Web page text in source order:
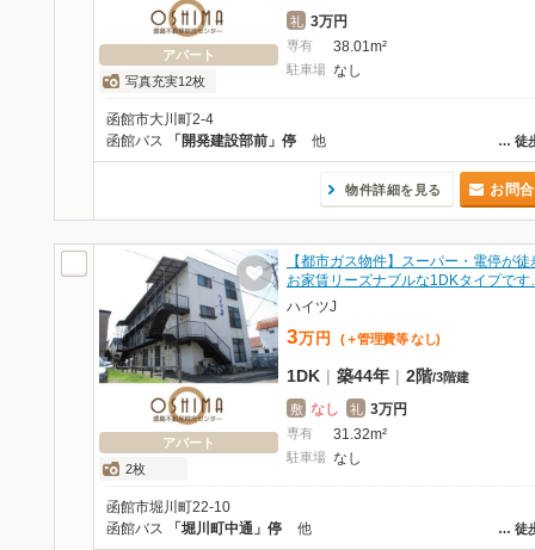
アパート
写真充実12枚
礼 3万円
専有 38.01m²
駐車場 なし
函館市大川町2-4
… 徒
函館バス 「開発建設部前」停 他
物件詳細を見る お問
アパート
2枚
【都市ガス物件】スーパー・電停が徒
お家賃リーズナブルな1DKタイプで
ハイツJ
3万 円 (＋管理費等 なし)
1DK | 築44年 | 2階/3階建
敷 なし 礼 3万円
専有 31.32m²
駐車場 なし
函館市堀川町22-10
… 徒
函館バス 「堀川町中通」停 他